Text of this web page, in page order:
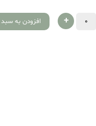
+ افزودن به